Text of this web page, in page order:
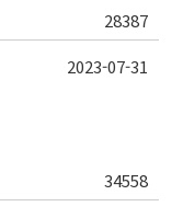
28387
34558
2023-07-31